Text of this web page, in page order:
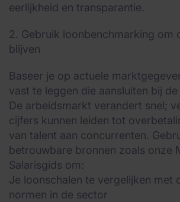
eerlijkheid en transparantie.
2. Gebruik loonbenchmarking om
blijven
Baseer je op actuele
vast te leggen die aansluiten bij
De arbeidsmarkt verandert snel;
cijfers kunnen leiden tot
van talent aan concurrenten.
betrouwbare bronnen zoals onze
Salarisgids om:
Je loonschalen te vergelijken met
normen in de sector